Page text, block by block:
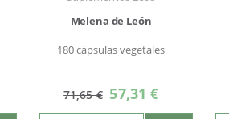
Melena de León
180 cápsulas vegetales
71,65 € Precio
especial
57,31 €